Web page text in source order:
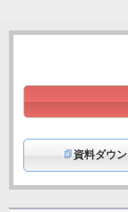
資料ダウ